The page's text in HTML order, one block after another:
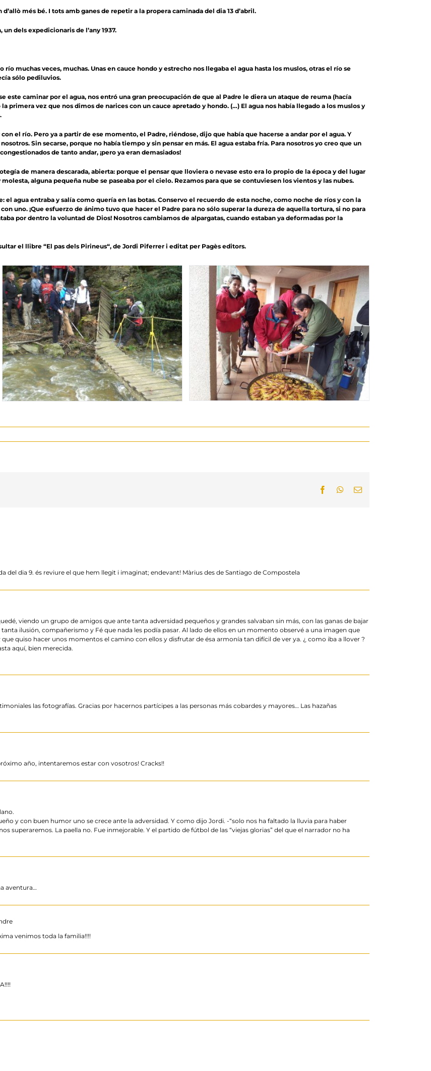
més bé. I tots amb ganes de repetir a la propera caminada del dia 13 d’abril.
dels expedicionaris de l’any 1937.
muchas veces, muchas. Unas en cauce hondo y estrecho nos llegaba el agua hasta los muslos, otras el río se
sólo pediluvios.
este caminar por el agua, nos entró una gran preocupación de que al Padre le diera un ataque de reuma (hacía
primera vez que nos dimos de narices con un cauce apretado y hondo. (…) El agua nos había llegado a los muslos y
el río. Pero ya a partir de ese momento, el Padre, riéndose, dijo que había que hacerse a andar por el agua. Y
Sin secarse, porque no había tiempo y sin pensar en más. El agua estaba fría. Para nosotros yo creo que un
de tanto andar, ¡pero ya eran demasiados!
de manera descarada, abierta: porque el pensar que lloviera o nevase esto era lo propio de la época y del lugar
alguna pequeña nube se paseaba por el cielo. Rezamos para que se contuviesen los vientos y las nubes.
el agua entraba y salía como quería en las botas. Conservo el recuerdo de esta noche, como noche de ríos y con la
uno. ¡Que esfuerzo de ánimo tuvo que hacer el Padre para no sólo superar la dureza de aquella tortura, si no para
por dentro la voluntad de Dios! Nosotros cambiamos de alpargatas, cuando estaban ya deformadas por la
el llibre “El pas dels Pirineus“, de Jordi Piferrer i editat per Pagès editors.
FacebookWhatsApp
Email:
del dia 9. és reviure el que hem llegit i imaginat; endevant! Màrius des de Santiago de Compostela
viendo un grupo de amigos que ante tanta adversidad pequeños y grandes salvaban sin más, con las ganas de bajar
ilusión, compañerismo y Fé que nada les podía pasar. Al lado de ellos en un momento observé a una imagen que
que quiso hacer unos momentos el camino con ellos y disfrutar de ésa armonía tan difícil de ver ya. ¿ como iba a llover ?
aquí, bien merecida.
las fotografías. Gracias por hacernos partícipes a las personas más cobardes y mayores… Las hazañas
año, intentaremos estar con vosotros! Cracks!!
y con buen humor uno se crece ante la adversidad. Y como dijo Jordi. -“solo nos ha faltado la lluvia para haber
superaremos. La paella no. Fue inmejorable. Y el partido de fútbol de las “viejas glorias” del que el narrador no ha
aventura…
venimos toda la familia!!!!